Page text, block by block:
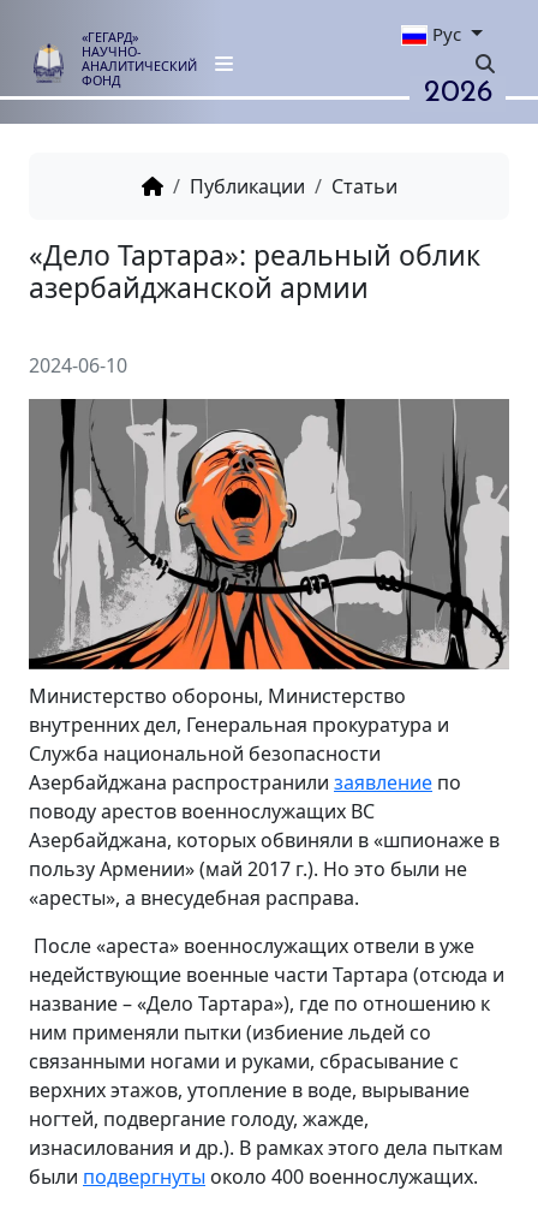
«ГЕГАРД»
НАУЧНО-
АНАЛИТИЧЕСКИЙ
ФОНД
Рус
2026
Публикации Статьи
«Дело Тартара»: реальный
азербайджанской армии
2024-06-10
Министерство обороны, Министерство
внутренних дел, Генеральная прокуратура и
Служба национальной безопасности
Азербайджана распространили заявление по
поводу арестов военнослужащих ВС
Азербайджана, которых обвиняли в «шпионаже в
пользу Армении» (май 2017 г.). Но это были не
«аресты», а внесудебная расправа.
После «ареста» военнослужащих отвели в уже
недействующие военные части Тартара (отсюда и
название – «Дело Тартара»), где по отношению к
ним применяли пытки (избиение льдей со
связанными ногами и руками, сбрасывание с
верхних этажов, утопление в воде, вырывание
ногтей, подвергание голоду, жажде,
изнасилования и др.). В рамках этого дела пыткам
были подвергнуты около 400 военнослужащих.